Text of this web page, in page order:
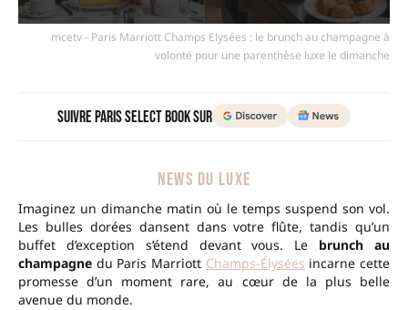
mcetv - Paris Marriott Champs Elysées : le brunch au champagne à
volonté pour une parenthèse luxe le dimanche
Suivre Paris Select Book sur
NEWS DU LUXE
Imaginez un dimanche matin où le temps suspend son vol.
Les bulles dorées dansent dans votre flûte, tandis qu’un
buffet d’exception s’étend devant vous. Le brunch au
champagne du Paris Marriott Champs-Élysées incarne cette
promesse d’un moment rare, au cœur de la plus belle
avenue du monde.